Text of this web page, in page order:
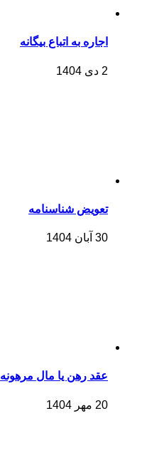
اجاره به اتباع بیگانه
2 دی 1404
تعویض شناسنامه
30 آبان 1404
عقد رهن یا مال مرهونه
20 مهر 1404